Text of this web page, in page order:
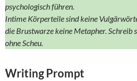
psychologisch führen.
Intime Körperteile sind keine
die Brustwarze keine Metapher. Schreib
ohne Scheu.
Writing Prompt